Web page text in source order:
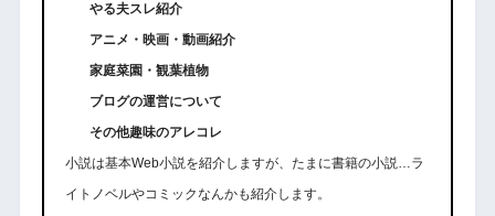
やる夫スレ紹介
アニメ・映画・動画紹介
家庭菜園・観葉植物
ブログの運営について
その他趣味のアレコレ
小説は基本Web小説を紹介しますが、たまに書籍の小説…ラ
イトノベルやコミックなんかも紹介します。